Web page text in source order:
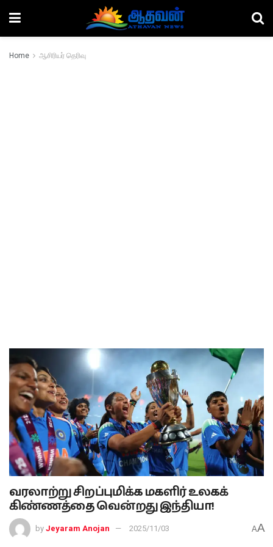
Home ஆசிரியர் தெரிவு
வரலாற்று சிறப்புமிக்க மகளிர் உலகக்
கிண்ணத்தை வென்றது இந்தியா!
by Jeyaram Anojan 2025/11/03 AA